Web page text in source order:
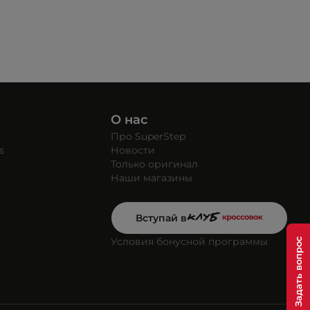
О нас
Про SuperStep
Новости
Только оригинал
Наши магазины
Вступай в
Условия бонусной программы